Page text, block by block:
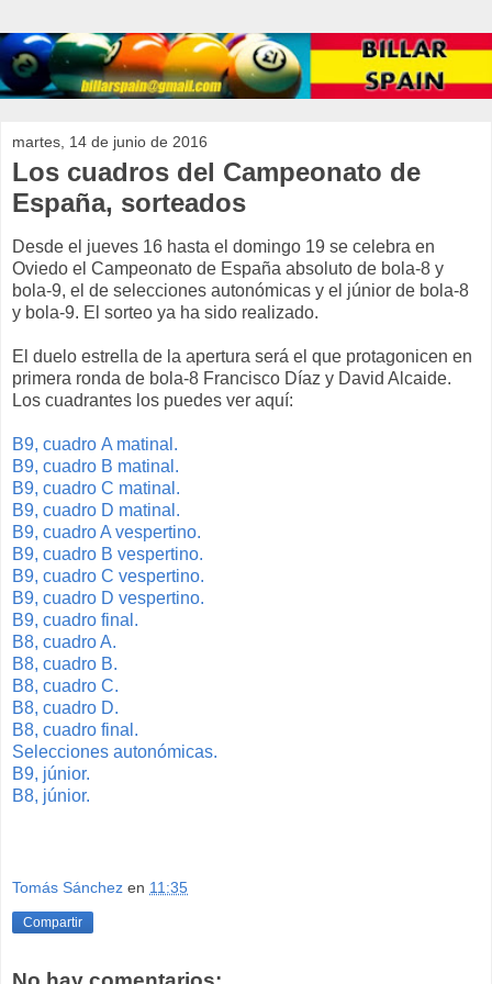
martes, 14 de junio de 2016
Los cuadros del Campeonato de
España, sorteados
Desde el jueves 16 hasta el domingo 19 se celebra en
Oviedo el Campeonato de España absoluto de bola-8 y
bola-9, el de selecciones autonómicas y el júnior de bola-8
y bola-9. El sorteo ya ha sido realizado.
El duelo estrella de la apertura será el que protagonicen en
primera ronda de bola-8 Francisco Díaz y David Alcaide.
Los cuadrantes los puedes ver aquí:
B9, cuadro A matinal.
B9, cuadro B matinal.
B9, cuadro C matinal.
B9, cuadro D matinal.
B9, cuadro A vespertino.
B9, cuadro B vespertino.
B9, cuadro C vespertino.
B9, cuadro D vespertino.
B9, cuadro final.
B8, cuadro A.
B8, cuadro B.
B8, cuadro C.
B8, cuadro D.
B8, cuadro final.
Selecciones autonómicas.
B9, júnior.
B8, júnior.
Tomás Sánchez en 11:35
Compartir